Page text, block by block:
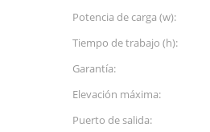
Potencia de carga (w):
Tiempo de trabajo (h):
Garantía:
Elevación máxima:
Puerto de salida: